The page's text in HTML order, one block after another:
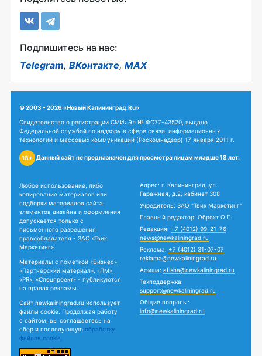
Подпишитесь на нас:
Telegram, ВКонтакте, MAX
© 2003 - 2026 «Новый Калининград.Ru»
Свидетельство о регистрации СМИ: Эл № ФС77-43520, выдано
Федеральной службой по надзору в сфере связи, информационных
технологий и массовых коммуникаций (Роскомнадзор) 17 января 2011 г.
18+ Данный сайт не предназначен для просмотра лицам младше 18 лет.
Любое использование, либо
копирование материалов или
подборки материалов сайта,
элементов дизайна и оформления
допускается только с
письменного разрешения
правообладателя - ЗАО «Твик
Маркетинг».
Материалы с пометкой «Бизнес»,
«Партнерский материал», «ПМ»,
«PR», «Спецпроект» - публикуются
на правах рекламы.
Сайт newkaliningrad.ru использует
файлы cookie. Продолжая работу
с сайтом, вы соглашаетесь на
сбор и последующую обработку
файлов cookie.
Адрес: г. Калининград, ул.
Гаражная, д.2, кабинет 308
Учредитель: ЗАО "Твик Маркетинг"
Главный редактор: Обрехт О.Г.
Редакция: +7 (4012) 99-21-76
news@newkaliningrad.ru
Реклама: +7 (4012) 31-07-07
reklama@newkaliningrad.ru
Афиша: afisha@newkaliningrad.ru
Техподдержка:
support@newkaliningrad.ru
Общие вопросы:
info@newkaliningrad.ru